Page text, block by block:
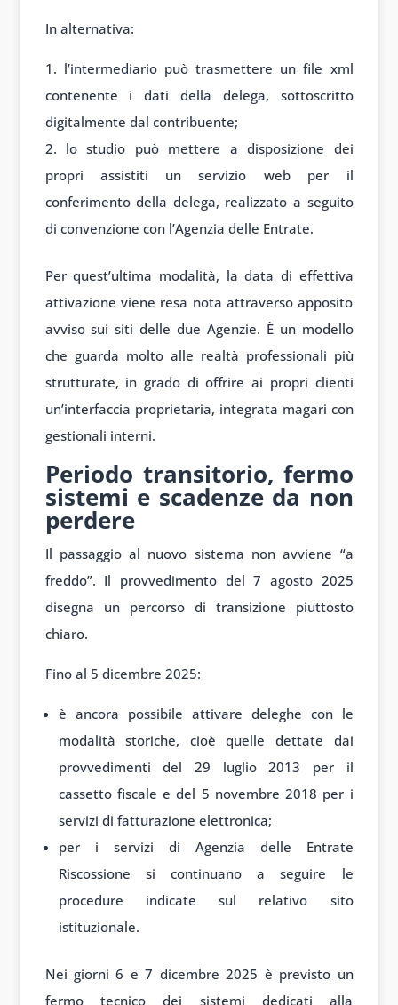
In alternativa:
l’intermediario può trasmettere un file xml
contenente i dati della delega, sottoscritto
digitalmente dal contribuente;
lo studio può mettere a disposizione dei
propri assistiti un servizio web per il
conferimento della delega, realizzato a seguito
di convenzione con l’Agenzia delle Entrate.
Per quest’ultima modalità, la data di effettiva
attivazione viene resa nota attraverso apposito
avviso sui siti delle due Agenzie. È un modello
che guarda molto alle realtà professionali più
strutturate, in grado di offrire ai propri clienti
un’interfaccia proprietaria, integrata magari con
gestionali interni.
Periodo transitorio, fermo
sistemi e scadenze da non
perdere
Il passaggio al nuovo sistema non avviene “a
freddo”. Il provvedimento del 7 agosto 2025
disegna un percorso di transizione piuttosto
chiaro.
Fino al 5 dicembre 2025:
è ancora possibile attivare deleghe con le
modalità storiche, cioè quelle dettate dai
provvedimenti del 29 luglio 2013 per il
cassetto fiscale e del 5 novembre 2018 per i
servizi di fatturazione elettronica;
per i servizi di Agenzia delle Entrate
Riscossione si continuano a seguire le
procedure indicate sul relativo sito
istituzionale.
Nei giorni 6 e 7 dicembre 2025 è previsto un
fermo tecnico dei sistemi dedicati alla